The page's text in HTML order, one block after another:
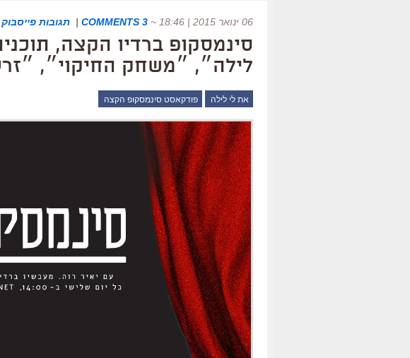
06 ינואר 2015 | 18:46 ~
3 COMMENTS
| תגובות פייסבוק
לילה״, ״משחק החיקוי״,
את לי לילה פודקאסט סינמסקופ הקצה